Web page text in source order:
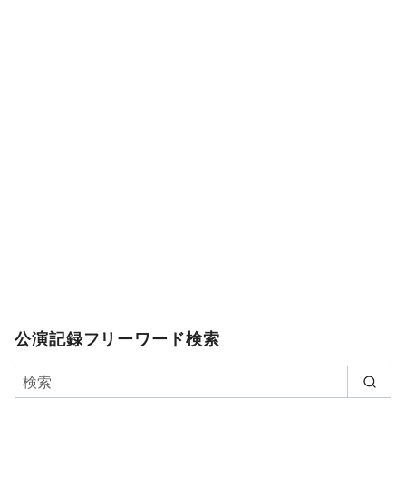
公演記録フリーワード検索